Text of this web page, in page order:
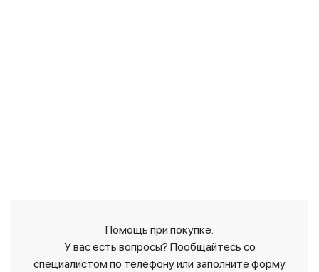
Помощь при покупке.
У вас есть вопросы? Пообщайтесь со
специалистом по телефону или заполните форму